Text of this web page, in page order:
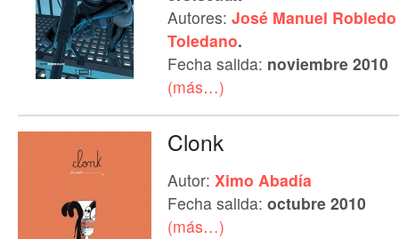
Autores: José Manuel Robledo
Toledano.
Fecha salida: noviembre 2010
(más…)
Clonk
Autor: Ximo Abadía
Fecha salida: octubre 2010
(más…)